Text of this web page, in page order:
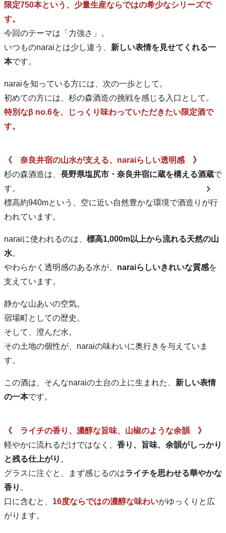
限定750本という、少量生産ならではの希少なシリーズで
す。
今回のテーマは「力強さ」。
いつものnaraiとは少し違う、 新しい表情を見せてくれる一
本です。
naraiを知っている方には、次の一歩として。
初めての方には、杉の森酒造の挑戦を感じる入口として。
特別なβ no.6を、じっくり味わっていただきたい限定酒で
す。
《 奈良井宿の山水が支える、naraiらしい透明感 》
杉の森酒造は、 長野県塩尻市・奈良井宿に蔵を構える酒蔵で
す。
標高約940mという、空に近い自然豊かな環境で酒造りが行
われています。
naraiに使われるのは、 標高1,000m以上から流れる天然の山
水。
やわらかく透明感のある水が、 naraiらしいきれいな質感を
支えています。
静かな山あいの空気。
宿場町としての歴史。
そして、澄んだ水。
その土地の個性が、naraiの味わいに奥行きを与えていま
す。
この酒は、そんなnaraiの土台の上に生まれた、 新しい表情
の一本です。
《 ライチの香り、濃醇な旨味、山椒のような余韻 》
軽やかに流れるだけではなく、 香り、旨味、余韻がしっかり
と残る仕上がり 。
グラスに注ぐと、まず感じるのはライチを思わせる華やかな
香り 。
口に含むと、 16度ならではの濃醇な味わいがゆっくりと広
がります。